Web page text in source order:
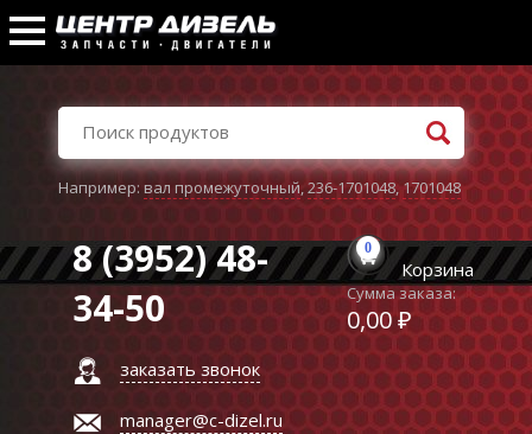
Например:вал промежуточный,236-1701048,1701048
8 (3952) 48-
34-50
заказать звонок
manager@c-dizel.ru
0
Корзина
Сумма заказа:
0,00 ₽